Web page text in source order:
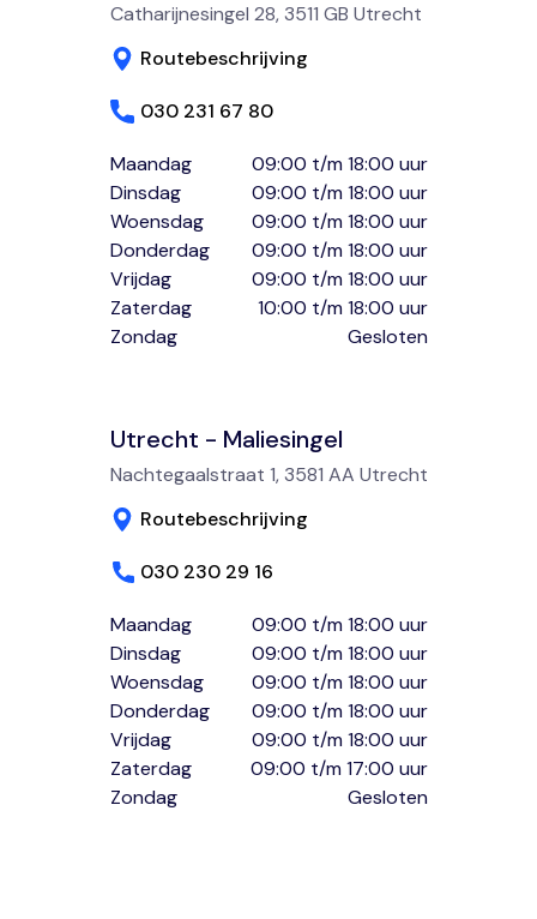
Catharijnesingel 28, 3511 GB Utrecht
Routebeschrijving
030 231 67 80
Maandag
Dinsdag
Woensdag
Donderdag
Vrijdag
Zaterdag
Zondag
09:00 t/m 18:00 uur
09:00 t/m 18:00 uur
09:00 t/m 18:00 uur
09:00 t/m 18:00 uur
09:00 t/m 18:00 uur
10:00 t/m 18:00 uur
Gesloten
Utrecht - Maliesingel
Nachtegaalstraat 1, 3581 AA Utrecht
Routebeschrijving
030 230 29 16
Maandag
Dinsdag
Woensdag
Donderdag
Vrijdag
Zaterdag
Zondag
09:00 t/m 18:00 uur
09:00 t/m 18:00 uur
09:00 t/m 18:00 uur
09:00 t/m 18:00 uur
09:00 t/m 18:00 uur
09:00 t/m 17:00 uur
Gesloten